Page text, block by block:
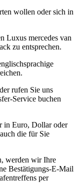
wollen oder sich in
Luxus mercedes van
zu entsprechen.
rufen Sie uns
Service buchen
in Euro, Dollar oder
die für Sie
werden wir Ihre
Bestätigungs-E-Mail
per